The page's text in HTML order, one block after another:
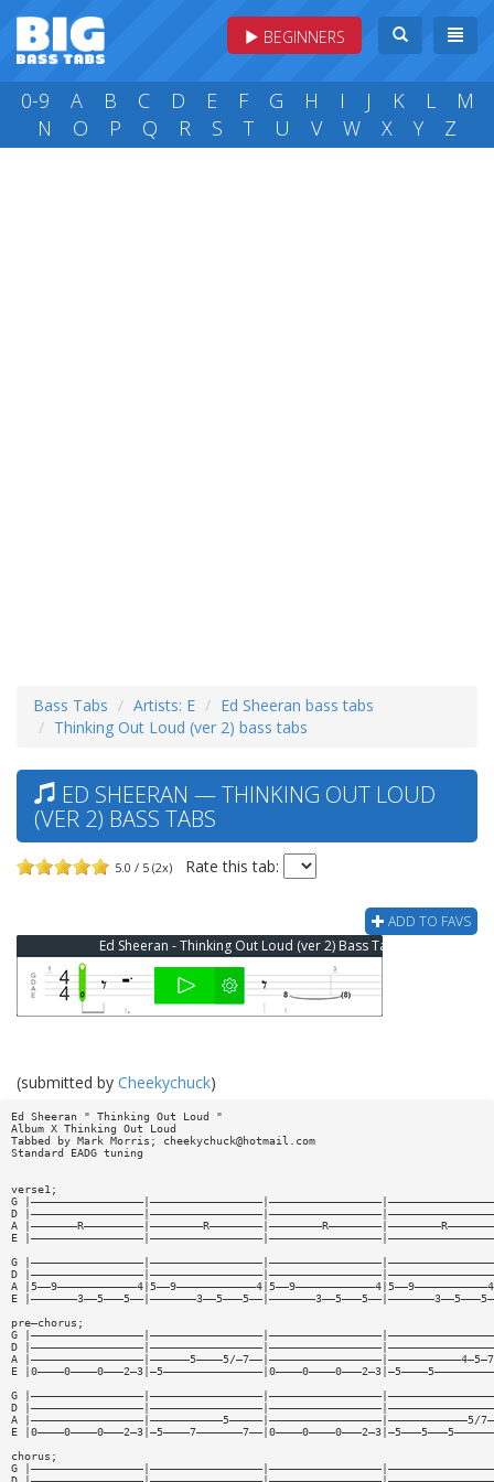
BEGINNERS
0-9 A B C D E F G H I J K L
M
N
O P Q R S T U V W X Y Z
Bass Tabs Artists: E
Ed Sheeran bass tabs
Thinking Out Loud (ver 2) bass tabs
ED SHEERAN — THINKING OUT LOUD
(VER 2) BASS TABS
5.0 / 5 (2x) Rate this tab:
ADD TO FAVS
Ed Sheeran - Thinking Out Loud (ver 2) Bass Tab
(submitted by Cheekychuck)
Ed Sheeran " Thinking Out Loud "
Album X Thinking Out Loud
Tabbed by Mark Morris;
cheekychuck@hotmail.com
Standard EADG tuning
verse1;
G
D
A
E
G
D
A
E
pre—chorus;
G
D
A |—————————————————|——————5————5/
E
G
D
A |—————————————————|———————————5—————|—————————————————|————————————5/
E
chorus;
G